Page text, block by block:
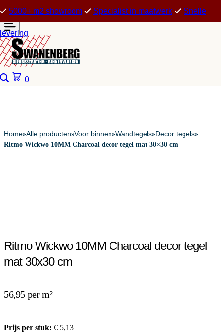
5000+ m2 showroom Specialist in maatwerk Snelle
levering
Zoeken
0
Home»Alle producten»Voor binnen»Wandtegels»Decor tegels»
Ritmo Wickwo 10MM Charcoal decor tegel mat 30×30 cm
Ritmo Wickwo 10MM Charcoal decor tegel
mat 30x30 cm
56,95 per m²
Prijs per stuk: € 5,13